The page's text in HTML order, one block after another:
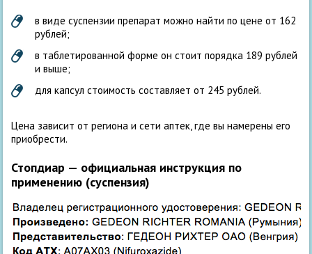
в виде суспензии препарат можно найти по цене от 162
рублей;
в таблетированной форме он стоит порядка 189 рублей
и выше;
для капсул стоимость составляет от 245 рублей.
Цена зависит от региона и сети аптек, где вы намерены его
приобрести.
Стопдиар — официальная инструкция по
применению (суспензия)